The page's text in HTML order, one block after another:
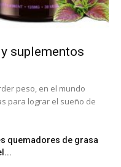
suplementos
peso, en el mundo
para lograr el sueño de
quemadores de grasa